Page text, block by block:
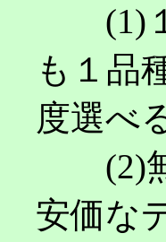
(1)１
も１品
度選べ
(2)無
安価な